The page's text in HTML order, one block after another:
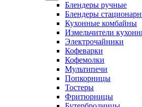
Блендеры ручные
Блендеры
Кухонные комбайны
Измельчители
Электрочайники
Кофеварки
Кофемолки
Мультипечи
Попкорницы
Тостеры
Фритюрницы